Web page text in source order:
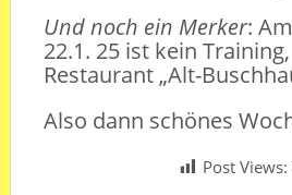
Und noch ein Merker:
22.1. 25 ist kein
Restaurant „Alt-
Also dann schönes
Post Views: